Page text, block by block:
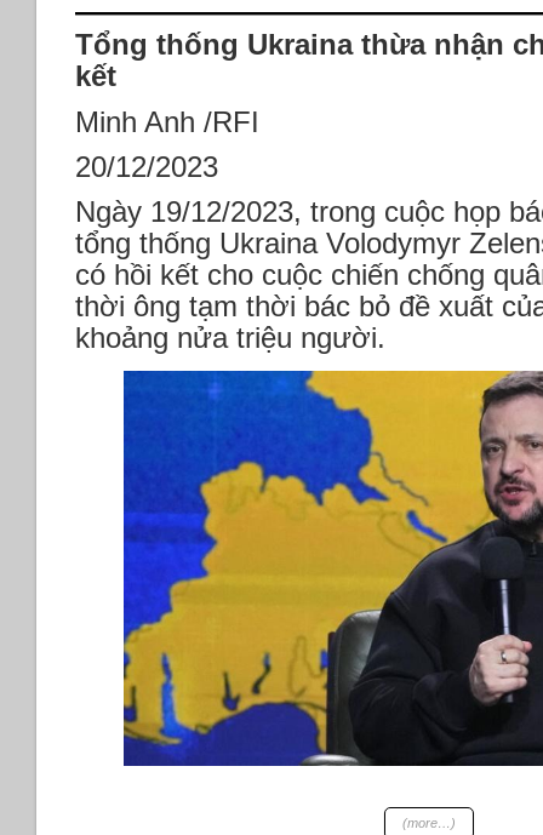
Tổng thống Ukraina thừa nhận
kết
Minh Anh /RFI
20/12/2023
Ngày 19/12/2023, trong cuộc họp
tổng thống Ukraina Volodymyr
có hồi kết cho cuộc chiến chống
thời ông tạm thời bác bỏ đề xuất
khoảng nửa triệu người.
(more…)